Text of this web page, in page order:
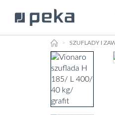
HOMESZUFLADY I